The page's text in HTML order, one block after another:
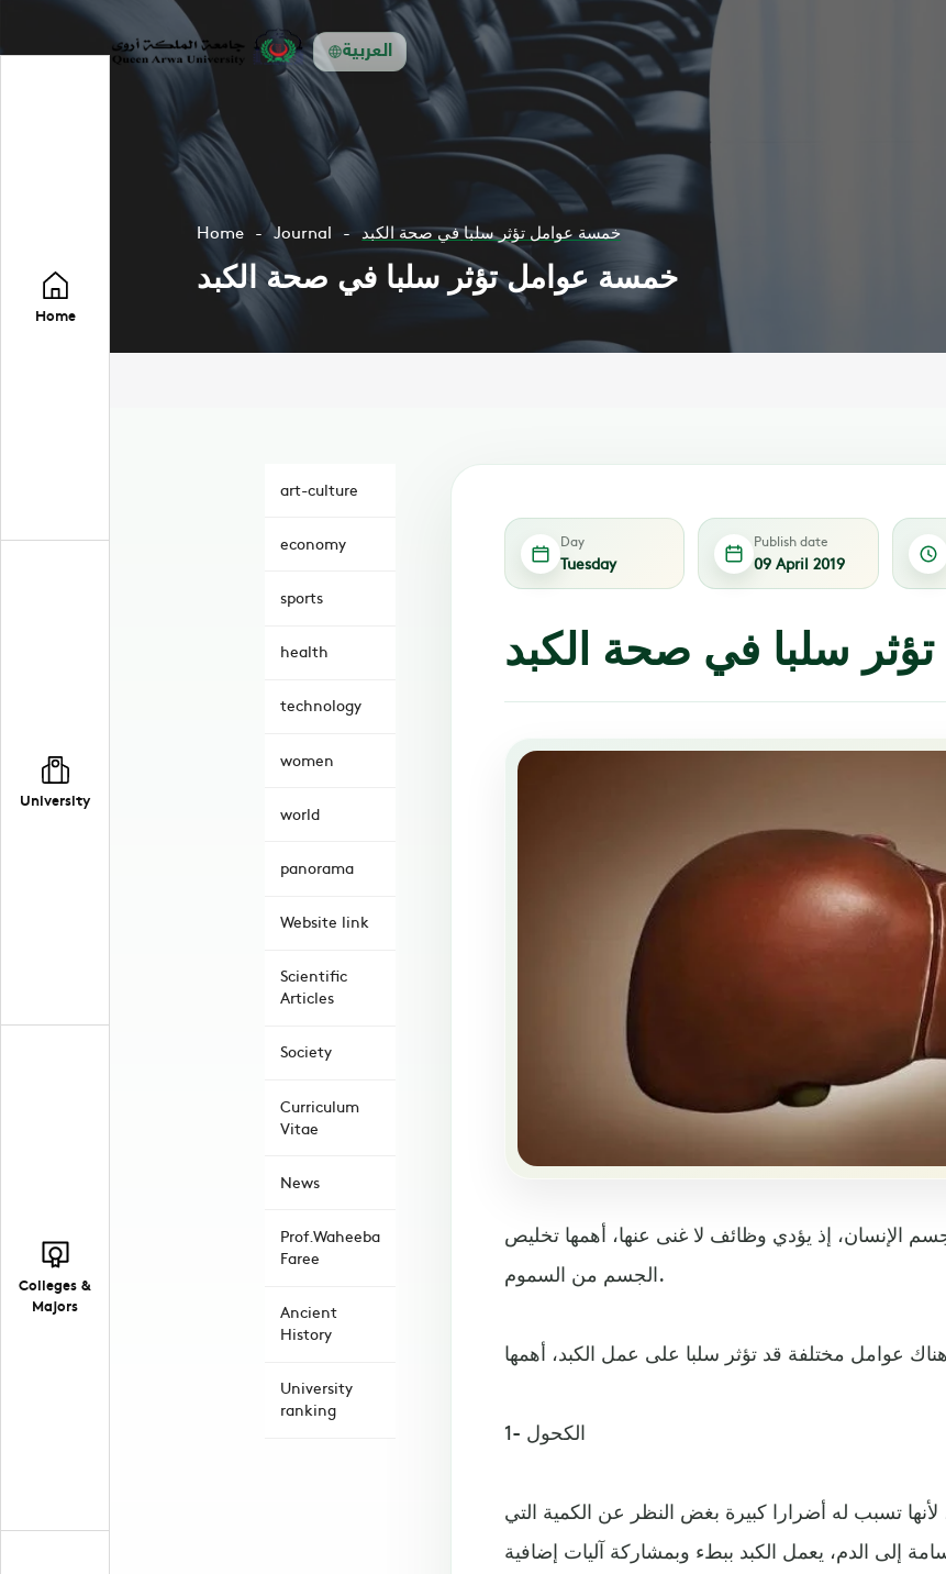
العربية
Home
University
Colleges &
Majors
Home Journal خمسة عوامل تؤثر سلبا في صحة الكبد
خمسة عوامل تؤثر سلبا في صحة الكبد
art-culture
economy
sports
health
technology
women
world
panorama
Website link
Scientific
Articles
Society
Curriculum
Vitae
News
Prof.Waheeba
Faree
Ancient
History
University
ranking
Day
Tuesday
Publish date
09 April 2019
سلبا في صحة الكبد
الإنسان، إذ يؤدي وظائف لا غنى عنها، أهمها تخليص
الجسم من السموم.
1- الكحول
تسبب له أضرارا كبيرة بغض النظر عن الكمية التي
إلى الدم، يعمل الكبد ببطء وبمشاركة آليات إضافية